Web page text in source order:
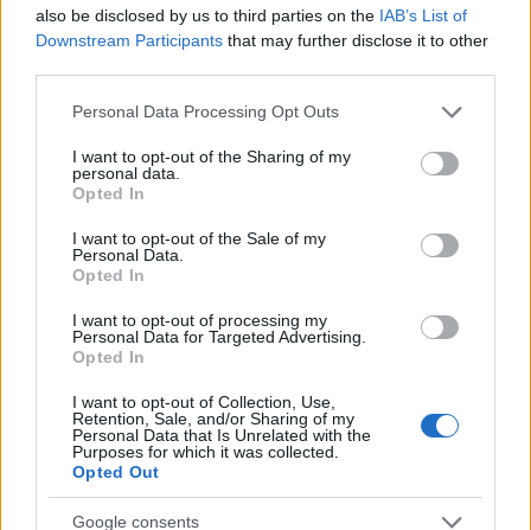
also be disclosed by us to third parties on the IAB’s List of
Downstream Participants that may further disclose it to other
Please note that this website/app uses one or more Google
not limited to your visit or usage behaviour. You may click to
grant or deny consent to Google and its third-party tags to
use your data for below specified purposes in below Google
consent section.
Personal Data Processing Opt Outs
I want to opt-out of the Sharing of my
personal data.
Opted In
I want to opt-out of the Sale of my
Personal Data.
Opted In
I want to opt-out of processing my
Personal Data for Targeted Advertising.
Opted In
I want to opt-out of Collection, Use,
Retention, Sale, and/or Sharing of my
Personal Data that Is Unrelated with the
Purposes for which it was collected.
Opted Out
Google consents
Zelleres-mogyorós krumplifőzelék
szatmariferi•2024. január 20.
Ha valaki szereti a krumplit és a zellert sem veti meg,
akkor ez a főzelék neki lett kitalálva. És ha mindezt